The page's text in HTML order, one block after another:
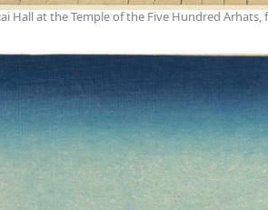
Hall at the Temple of the Five Hundred